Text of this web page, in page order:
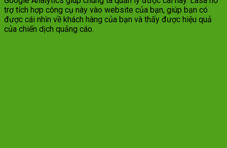
trợ tích hợp công cụ này vào website của bạn, giúp bạn có
được cái nhìn về khách hàng của bạn và thấy được hiệu quả
của chiến dịch quảng cáo.